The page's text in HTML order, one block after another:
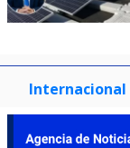
Internacional